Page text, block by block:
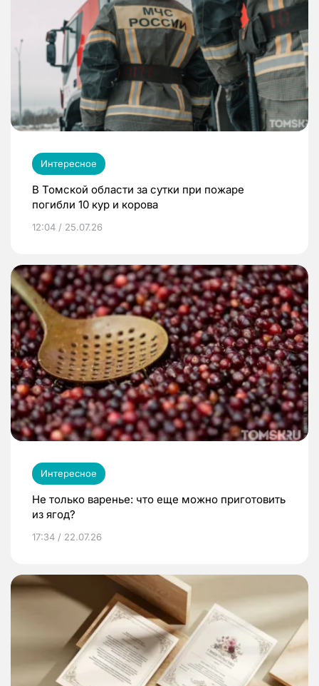
Интересное
В Томской области за сутки при пожаре
погибли 10 кур и корова
12:04 / 25.07.26
Интересное
Не только варенье: что еще можно приготовить
из ягод?
17:34 / 22.07.26